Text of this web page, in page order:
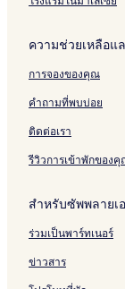
ความช่วยเหลือแ
การจองของคุณ
คำถามที่พบบ่อย
ติดต่อเรา
รีวิวการเข้าพักของ
สำหรับซัพพลายเ
ร่วมเป็นพาร์ทเนอร์
ข่าวสาร